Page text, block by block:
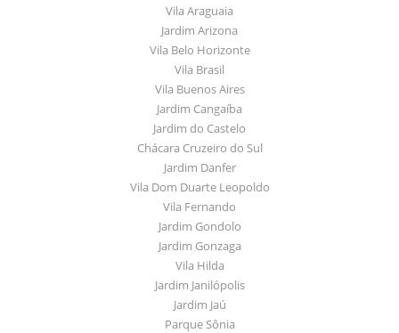
Vila Araguaia
Jardim Arizona
Vila Belo Horizonte
Vila Brasil
Vila Buenos Aires
Jardim Cangaíba
Jardim do Castelo
Chácara Cruzeiro do Sul
Jardim Danfer
Vila Dom Duarte Leopoldo
Vila Fernando
Jardim Gondolo
Jardim Gonzaga
Vila Hilda
Jardim Janilópolis
Jardim Jaú
Parque Sônia